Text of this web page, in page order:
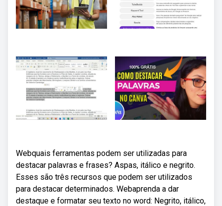
Webquais ferramentas podem ser utilizadas para
destacar palavras e frases? Aspas, itálico e negrito.
Esses são três recursos que podem ser utilizados
para destacar determinados. Webaprenda a dar
destaque e formatar seu texto no word: Negrito, itálico,